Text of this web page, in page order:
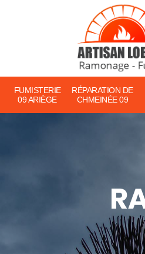
FUMISTERIE
09 ARIÈGE
RÉPARATION DE
CHMEINÉE 09